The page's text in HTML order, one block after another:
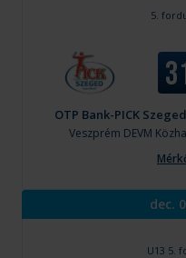
5.
OTP Bank-PICK
Veszprém DEVM
dec.
U13 5.